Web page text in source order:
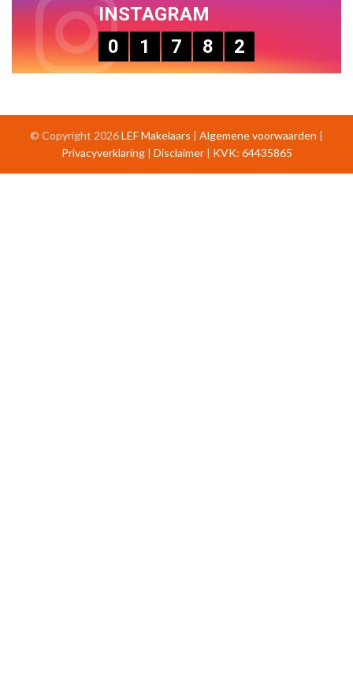
INSTAGRAM
0
1 7 8 2
© Copyright 2026LEF Makelaars | Algemene voorwaarden |
Privacyverklaring| Disclaimer| KVK: 64435865